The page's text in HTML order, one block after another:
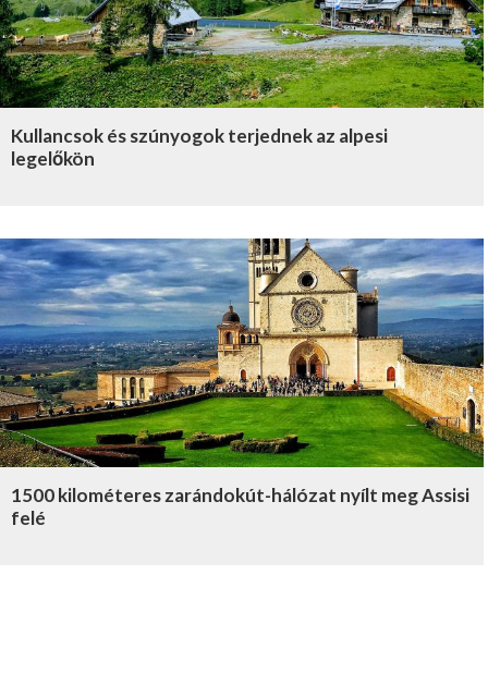
Kullancsok és szúnyogok terjednek az alpesi
legelőkön
1500 kilométeres zarándokút-hálózat nyílt meg Assisi
felé